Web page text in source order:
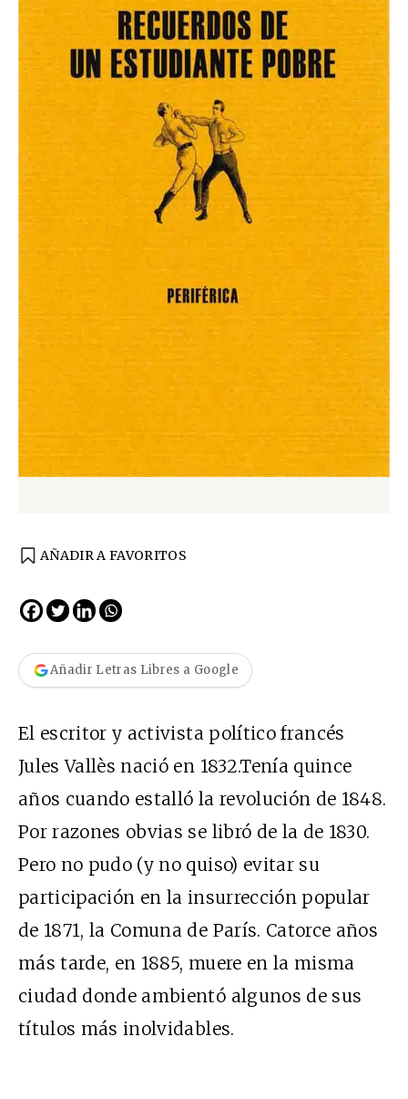
AÑADIR A FAVORITOS
Añadir Letras Libres a Google
El escritor y activista político francés
Jules Vallès nació en 1832.Tenía quince
años cuando estalló la revolución de 1848.
Por razones obvias se libró de la de 1830.
Pero no pudo (y no quiso) evitar su
participación en la insurrección popular
de 1871, la Comuna de París. Catorce años
más tarde, en 1885, muere en la misma
ciudad donde ambientó algunos de sus
títulos más inolvidables.